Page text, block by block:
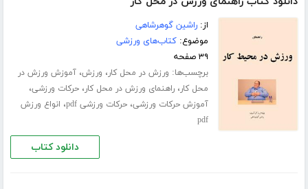
از:راشین گوهرشاهی
موضوع:کتاب‌های ورزشی
۳۹ صفحه
برچسب‌ها: ورزش در محل کار، ورزش،آموزش ورزش در
محل کار،راهنمای ورزش در محل کار،حرکات ورزشی،
آموزش حرکات ورزشی،حرکات ورزشی pdf ، انواع ورزش
pdf
دانلود کتاب